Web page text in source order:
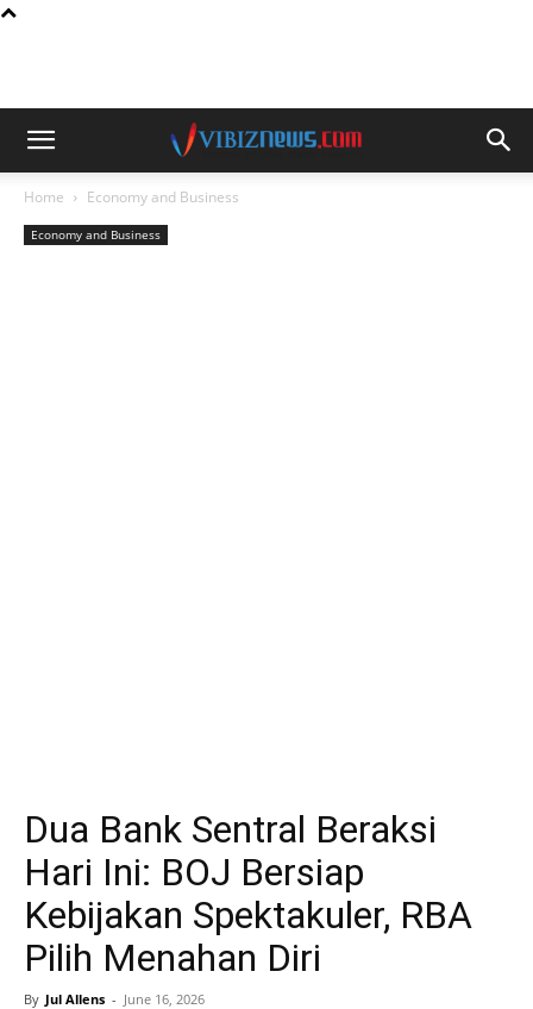
Home Economy and Business
Economy and Business
Dua Bank Sentral Beraksi
Hari Ini: BOJ Bersiap
Kebijakan Spektakuler, RBA
Pilih Menahan Diri
By Jul Allens - June 16, 2026